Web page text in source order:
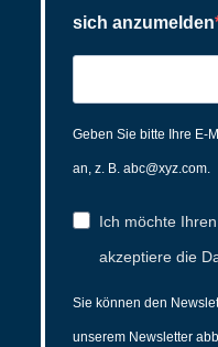
sich anzumelden
Geben Sie bitte Ihre E-
an, z. B. abc@xyz.com.
Ich möchte
akzeptiere die
Sie können den
unserem Newsletter